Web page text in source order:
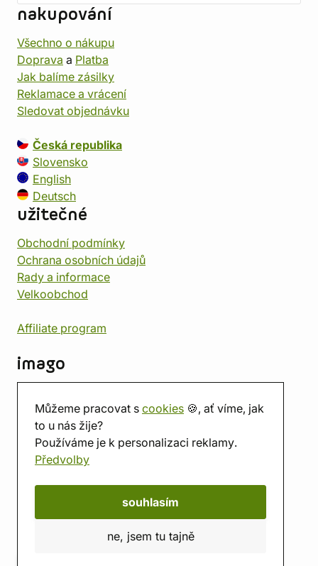
Můžeme pracovat s cookies 🍪, ať víme, jak
to u nás žije?
Používáme je k personalizaci reklamy.
Předvolby
souhlasím
ne, jsem tu tajně
nakupování
Všechno o nákupu
Doprava a Platba
Jak balíme zásilky
Reklamace a vrácení
Sledovat objednávku
Česká republika
Slovensko
English
Deutsch
užitečné
Obchodní podmínky
Ochrana osobních údajů
Rady a informace
Velkoobchod
Affiliate program
imago
Prodejna
Herna
O nás
Hodnocení obchodu